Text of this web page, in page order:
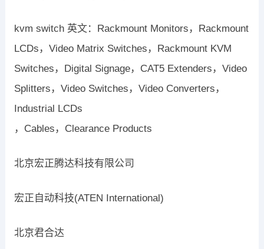
kvm switch 英文：Rackmount Monitors，Rackmount
LCDs，Video Matrix Switches，Rackmount KVM
Switches，Digital Signage，CAT5 Extenders，Video
Splitters，Video Switches，Video Converters，
Industrial LCDs
，Cables，Clearance Products
北京宏正腾达科技有限公司
宏正自动科技(ATEN International)
北京君合达